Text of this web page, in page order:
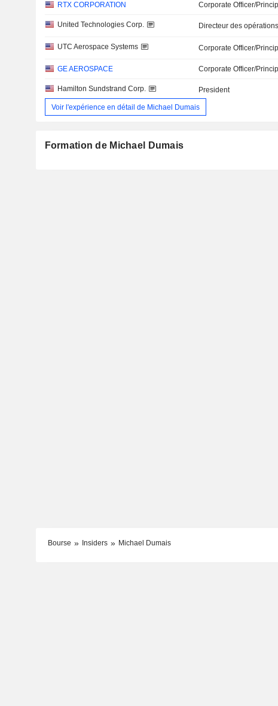
RTX CORPORATION Corporate Officer/
United Technologies Corp. Directeur des opérations
UTC Aerospace Systems Corporate Officer/
GE AEROSPACE Corporate Officer/
Hamilton Sundstrand Corp. President
Voir l'expérience en détail de Michael Dumais
Formation de Michael Dumais
Bourse Insiders Michael Dumais